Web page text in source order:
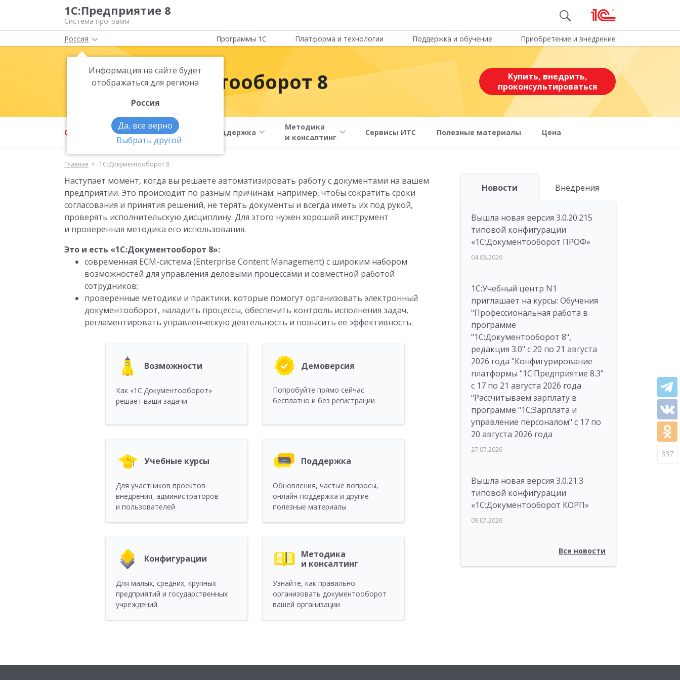
1С:Предприятие 8
Система программ
Россия
Информация на сайте будет
отображаться для региона
Россия
Да, все верно
Выбрать другой
Программы 1С Платформа и технологии Поддержка и обучение Приобретение и внедрение
1С:Документооборот 8
Купить, внедрить,
проконсультироваться
О продукте Возможности Поддержка
Методика
и консалтинг
Сервисы ИТС Полезные материалы Цена
Главная 1С:Документооборот 8
Наступает момент, когда вы решаете автоматизировать работу с документами на вашем
предприятии. Это происходит по разным причинам: например, чтобы сократить сроки
согласования и принятия решений, не терять документы и всегда иметь их под рукой,
проверять исполнительскую дисциплину. Для этого нужен хороший инструмент
и проверенная методика его использования.
Это и есть «1С:Документооборот 8»:
современная ECM-система (Enterprise Content Management) с широким набором
возможностей для управления деловыми процессами и совместной работой
сотрудников;
проверенные методики и практики, которые помогут организовать электронный
документооборот, наладить процессы, обеспечить контроль исполнения задач,
регламентировать управленческую деятельность и повысить ее эффективность.
Возможности
Как «1С:Документооборот»
решает ваши задачи
Демоверсия
Попробуйте прямо сейчас
бесплатно и без регистрации
Учебные курсы
Для участников проектов
внедрения, администраторов
и пользователей
Поддержка
Обновления, частые вопросы,
онлайн-поддержка и другие
полезныe материалы
Конфигурации
Для малых, средних, крупных
предприятий и государственных
учреждений
Методика
и консалтинг
Узнайте, как правильно
организовать документооборот
вашей организации
337
Новости Внедрения
Вышла новая версия 3.0.20.215
типовой конфигурации
«1С:Документооборот ПРОФ»
04.08.2026
1С:Учебный центр N1
приглашает на курсы: Обучения
"Профессиональная работа в
программе
"1С:Документооборот 8",
редакция 3.0" с 20 по 21 августа
2026 года "Конфигурирование
платформы "1С:Предприятие 8.3"
с 17 по 21 августа 2026 года
"Рассчитываем зарплату в
программе "1С:Зарплата и
управление персоналом" с 17 по
20 августа 2026 года
27.07.2026
Вышла новая версия 3.0.21.3
типовой конфигурации
«1С:Документооборот КОРП»
09.07.2026
Все новости